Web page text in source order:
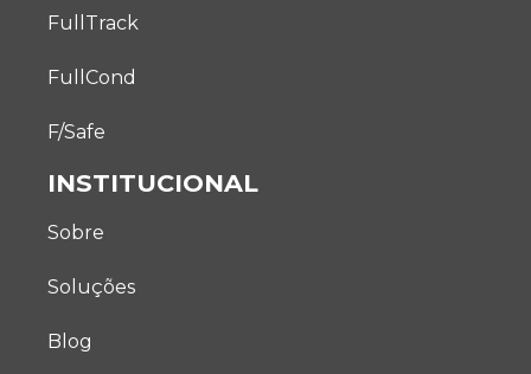
FullTrack
FullCond
F/Safe
INSTITUCIONAL
Sobre
Soluções
Blog